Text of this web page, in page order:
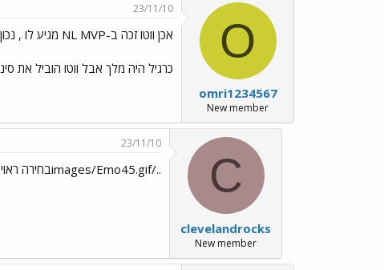
O
omri1234567
New member
23/11/10
אכן ווטו זכה ב-NL MVP מגיע לו , נכון אלברט
כרגיל היה מלך אבל ווטו הוביל את
C
clevelandrocks
New member
23/11/10
../images/Emo45.gifבחירה ראויה